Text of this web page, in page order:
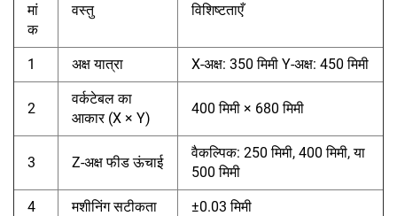
मां
क
वस्तु विशिष्टताएँ
1 अक्ष यात्रा X-अक्ष: 350 मिमी Y-अक्ष: 450 मिमी
2
वर्कटेबल का
आकार (X × Y)
400 मिमी × 680 मिमी
3 Z-अक्ष फीड ऊंचाई
वैकल्पिक: 250 मिमी, 400 मिमी, या
500 मिमी
4 मशीनिंग सटीकता ±0.03 मिमी